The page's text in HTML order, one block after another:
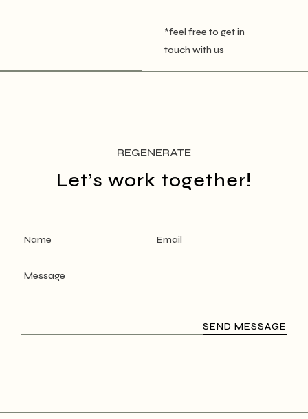
*feel free to get in
touch with us
REGENERATE
Let’s work together!